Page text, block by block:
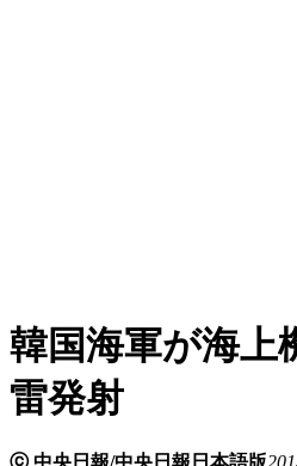
韓国海軍が海
雷発射